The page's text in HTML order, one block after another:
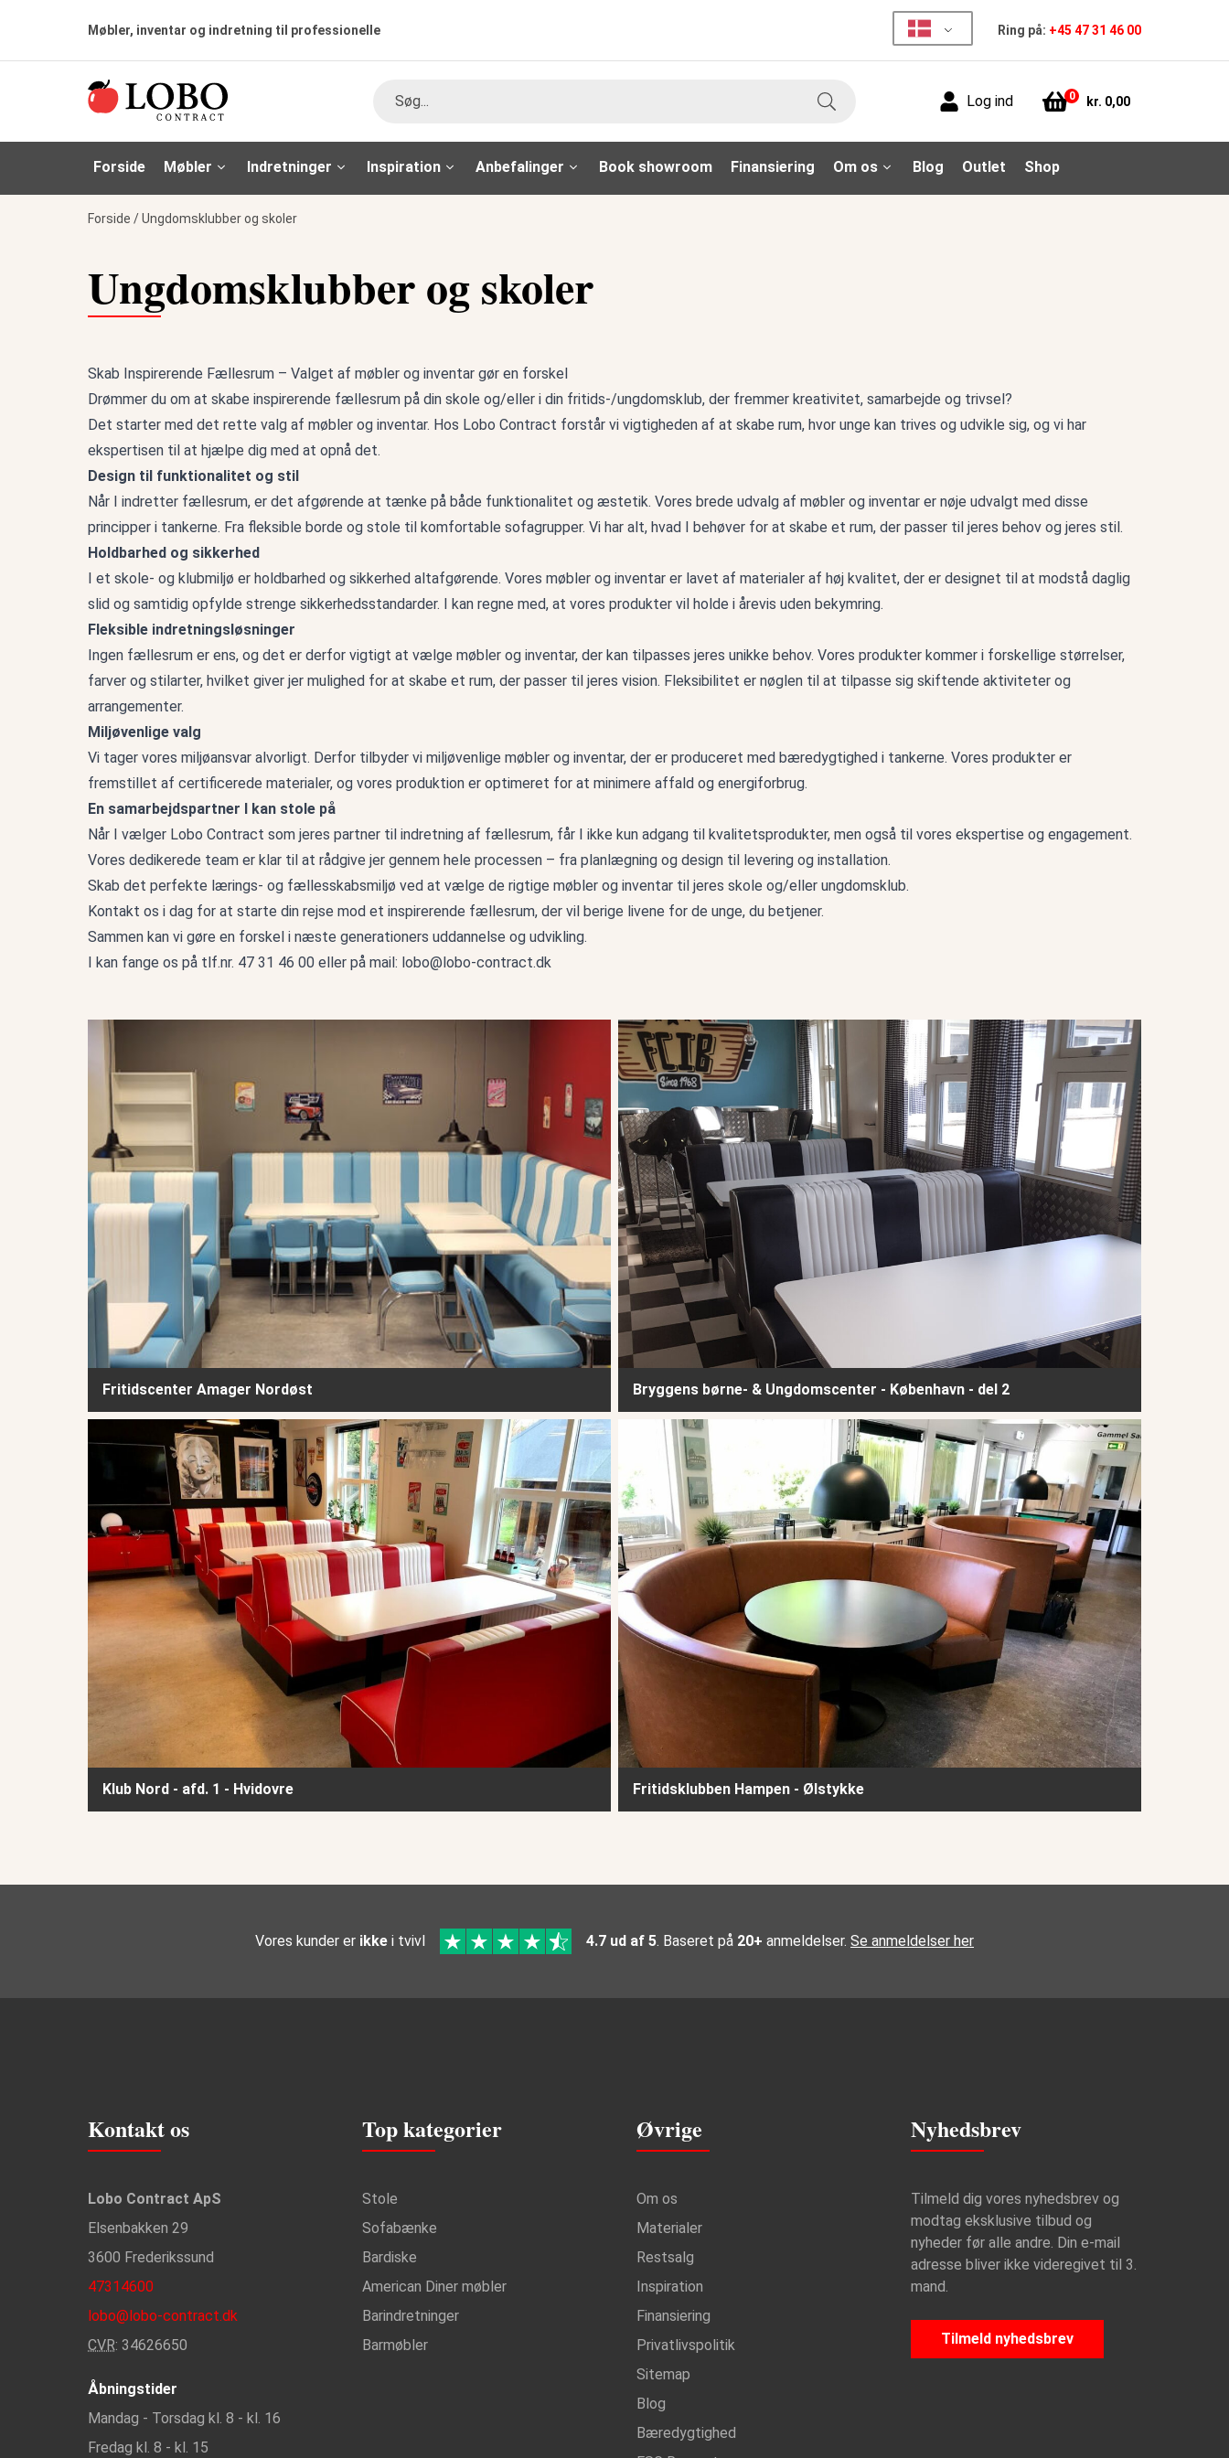
Møbler, inventar og indretning til professionelle Ring på: +45 47 31 46 00
Log ind 0 kr. 0,00
Søg
Forside Møbler Indretninger Inspiration Anbefalinger Book showroom Finansiering Om os Blog Outlet Shop
Forside /Ungdomsklubber og skoler
Ungdomsklubber og skoler
Skab Inspirerende Fællesrum – Valget af møbler og inventar gør en forskel
Drømmer du om at skabe inspirerende fællesrum på din skole og/eller i din fritids-/ungdomsklub, der fremmer kreativitet, samarbejde og trivsel?
Det starter med det rette valg af møbler og inventar. Hos Lobo Contract forstår vi vigtigheden af at skabe rum, hvor unge kan trives og udvikle sig, og vi har
ekspertisen til at hjælpe dig med at opnå det.
Design til funktionalitet og stil
Når I indretter fællesrum, er det afgørende at tænke på både funktionalitet og æstetik. Vores brede udvalg af møbler og inventar er nøje udvalgt med disse
principper i tankerne. Fra fleksible borde og stole til komfortable sofagrupper. Vi har alt, hvad I behøver for at skabe et rum, der passer til jeres behov og jeres stil.
Holdbarhed og sikkerhed
I et skole- og klubmiljø er holdbarhed og sikkerhed altafgørende. Vores møbler og inventar er lavet af materialer af høj kvalitet, der er designet til at modstå daglig
slid og samtidig opfylde strenge sikkerhedsstandarder. I kan regne med, at vores produkter vil holde i årevis uden bekymring.
Fleksible indretningsløsninger
Ingen fællesrum er ens, og det er derfor vigtigt at vælge møbler og inventar, der kan tilpasses jeres unikke behov. Vores produkter kommer i forskellige størrelser,
farver og stilarter, hvilket giver jer mulighed for at skabe et rum, der passer til jeres vision. Fleksibilitet er nøglen til at tilpasse sig skiftende aktiviteter og
arrangementer.
Miljøvenlige valg
Vi tager vores miljøansvar alvorligt. Derfor tilbyder vi miljøvenlige møbler og inventar, der er produceret med bæredygtighed i tankerne. Vores produkter er
fremstillet af certificerede materialer, og vores produktion er optimeret for at minimere affald og energiforbrug.
En samarbejdspartner I kan stole på
Når I vælger Lobo Contract som jeres partner til indretning af fællesrum, får I ikke kun adgang til kvalitetsprodukter, men også til vores ekspertise og engagement.
Vores dedikerede team er klar til at rådgive jer gennem hele processen – fra planlægning og design til levering og installation.
Skab det perfekte lærings- og fællesskabsmiljø ved at vælge de rigtige møbler og inventar til jeres skole og/eller ungdomsklub.
Kontakt os i dag for at starte din rejse mod et inspirerende fællesrum, der vil berige livene for de unge, du betjener.
Sammen kan vi gøre en forskel i næste generationers uddannelse og udvikling.
I kan fange os på tlf.nr. 47 31 46 00 eller på mail: lobo@lobo-contract.dk
Fritidscenter Amager Nordøst
Fritidscenter Amager Nordøst
Bryggens børne- & Ungdomscenter - København - del 2
Bryggens børne- & Ungdomscenter - København - del 2
Klub Nord - afd. 1 - Hvidovre
Klub Nord - afd. 1 - Hvidovre
Fritidsklubben Hampen - Ølstykke
Fritidsklubben Hampen - Ølstykke
Vores kunder er ikke i tvivl 4.7 ud af 5. Baseret på 20+ anmeldelser. Se anmeldelser her
Kontakt os
Lobo Contract ApS
Elsenbakken 29
3600 Frederikssund
47314600
lobo@lobo-contract.dk
CVR: 34626650
Åbningstider
Mandag - Torsdag kl. 8 - kl. 16
Fredag kl. 8 - kl. 15
Top kategorier
Stole
Sofabænke
Bardiske
American Diner møbler
Barindretninger
Barmøbler
Øvrige
Om os
Materialer
Restsalg
Inspiration
Finansiering
Privatlivspolitik
Sitemap
Blog
Bæredygtighed
Nyhedsbrev
Tilmeld dig vores nyhedsbrev og
modtag eksklusive tilbud og
nyheder før alle andre. Din e-mail
adresse bliver ikke videregivet til 3.
mand.
Tilmeld nyhedsbrev